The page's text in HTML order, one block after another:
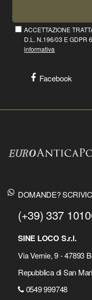
ACCETTAZIONE
D.L. N.196/03 E GDPR
informativa
Facebook
DOMANDE?
(+39) 337
SINE LOCO S.r.l.
Via Vernie, 9 - 47893
Repubblica di San
0549 999748